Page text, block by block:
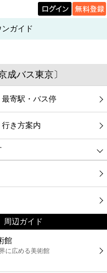
ガイド
成バス東京〕
最寄駅・バス停
行き方案内
周辺ガイド
館
に広める美術館